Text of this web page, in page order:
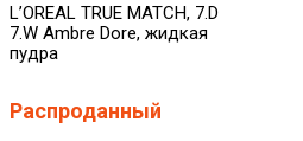
L’OREAL TRUE MATCH, 7.D
7.W Ambre Dore, жидкая
пудра
Распроданный